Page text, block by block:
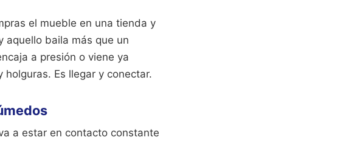
el mueble en una tienda y
aquello baila más que un
a presión o viene ya
Es llegar y conectar.
a estar en contacto constante